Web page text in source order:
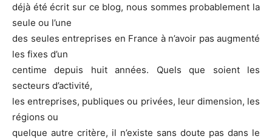
déjà été écrit sur ce blog, nous sommes probablement la
seule ou l’une
des seules entreprises en France à n’avoir pas augmenté
les fixes d’un
centime depuis huit années. Quels que soient les
secteurs d’activité,
les entreprises, publiques ou privées, leur dimension, les
régions ou
quelque autre critère, il n’existe sans doute pas dans le